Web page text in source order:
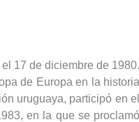
17 de diciembre de 1980.
de Europa en la historia
uruguaya, participó en el
en la que se proclamó